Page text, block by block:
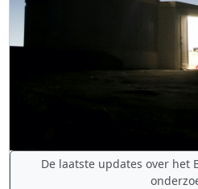
De laatste updates over het